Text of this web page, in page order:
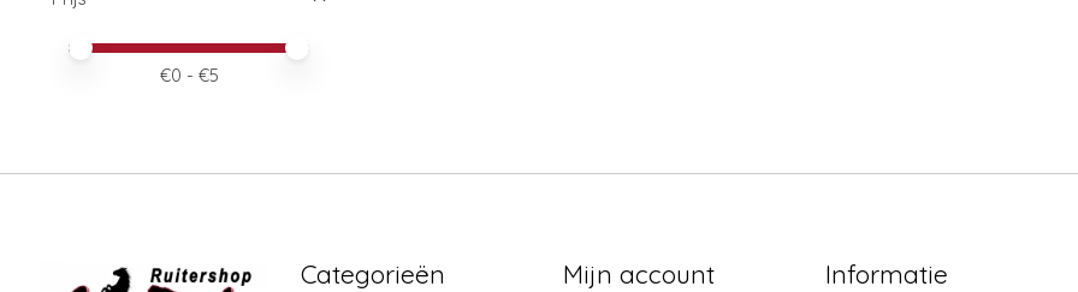
Minimale prijswaarde
Price maximum value
€0 - €5
Categorieën Mijn account Informatie